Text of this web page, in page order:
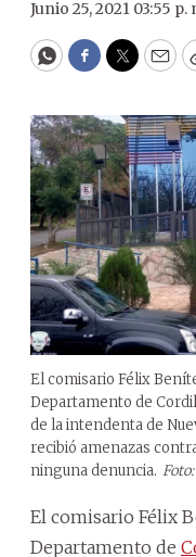
Junio 25, 2021 03:55 p.
WhatsApp
Facebook
Twitter
El comisario Félix
Departamento de
de la intendenta de
recibió amenazas
ninguna denuncia.
El comisario Félix
Departamento de